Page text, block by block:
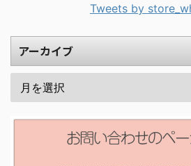
Tweets by
アーカイブ